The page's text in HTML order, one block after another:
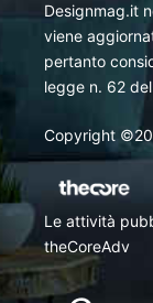
Designmag.it
viene
pertanto
legge n. 62
Copyright
Le attività
theCoreAdv